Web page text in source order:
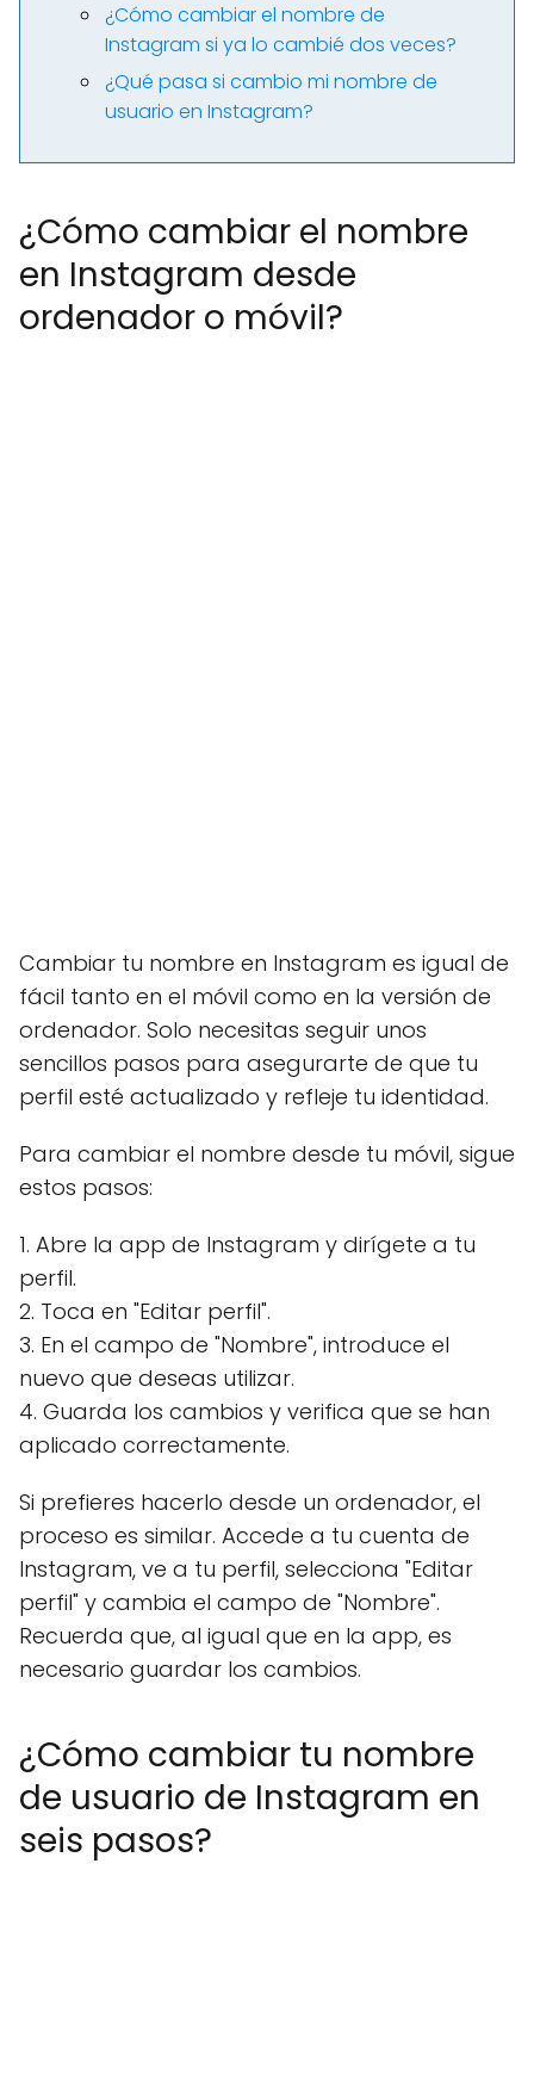
¿Cómo cambiar el nombre de
Instagram si ya lo cambié dos veces?
¿Qué pasa si cambio mi nombre de
usuario en Instagram?
¿Cómo cambiar el nombre
en Instagram desde
ordenador o móvil?
Cambiar tu nombre en Instagram es igual de
fácil tanto en el móvil como en la versión de
ordenador. Solo necesitas seguir unos
sencillos pasos para asegurarte de que tu
perfil esté actualizado y refleje tu identidad.
Para cambiar el nombre desde tu móvil, sigue
estos pasos:
1. Abre la app de Instagram y dirígete a tu
perfil.
2. Toca en "Editar perfil".
3. En el campo de "Nombre", introduce el
nuevo que deseas utilizar.
4. Guarda los cambios y verifica que se han
aplicado correctamente.
Si prefieres hacerlo desde un ordenador, el
proceso es similar. Accede a tu cuenta de
Instagram, ve a tu perfil, selecciona "Editar
perfil" y cambia el campo de "Nombre".
Recuerda que, al igual que en la app, es
necesario guardar los cambios.
¿Cómo cambiar tu nombre
de usuario de Instagram en
seis pasos?